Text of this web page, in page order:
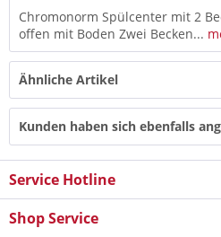
Chromonorm Spülcenter mit 2
offen mit Boden Zwei Becken...
Ähnliche Artikel
Kunden haben sich ebenfalls
Service Hotline
Shop Service